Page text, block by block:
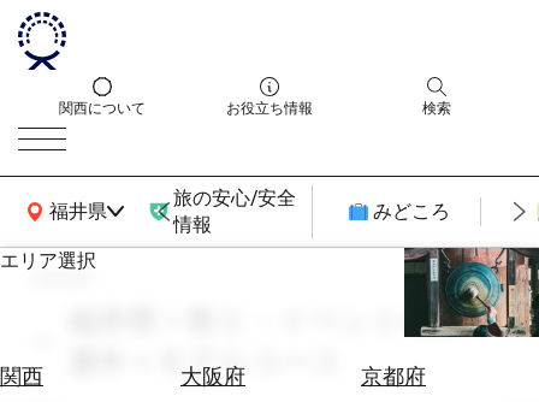
関西について お役立ち情報 検索
福井県
関西広域MAP
旅の安心/安全
情報
みどころ
エリア選択
関西 大阪府
京都府
エ
search
福井県 × 祭り・イベント体験 ×
通年 × モデルコース